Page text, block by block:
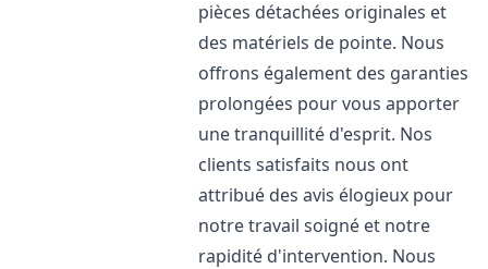
pièces détachées originales et
des matériels de pointe. Nous
offrons également des garanties
prolongées pour vous apporter
une tranquillité d'esprit. Nos
clients satisfaits nous ont
attribué des avis élogieux pour
notre travail soigné et notre
rapidité d'intervention. Nous